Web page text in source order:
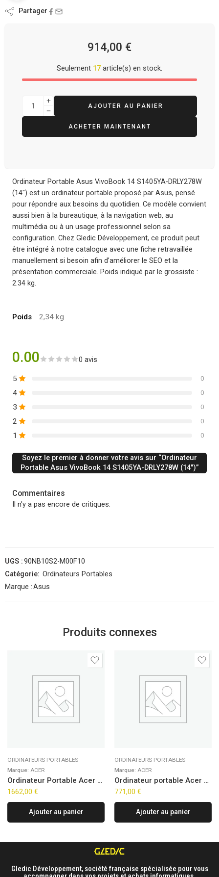
Partager
914,00 €
Seulement 17 article(s) en stock.
AJOUTER AU PANIER
ACHETER MAINTENANT
Ordinateur Portable Asus VivoBook 14 S1405YA-DRLY278W
(14″) est un ordinateur portable proposé par Asus, pensé
pour répondre aux besoins du quotidien. Ce modèle convient
aussi bien à la bureautique, à la navigation web, au
multimédia ou à un usage professionnel selon sa
configuration. Chez Gledic Développement, ce produit peut
être intégré à notre catalogue avec une fiche retravaillée
manuellement si besoin afin d’améliorer le SEO et la
présentation commerciale. Poids indiqué par le grossiste :
2.34 kg.
Poids 2,34 kg
0.00 0 avis
5 0
4 0
3 0
2 0
1 0
Soyez le premier à donner votre avis sur “Ordinateur
Portable Asus VivoBook 14 S1405YA-DRLY278W (14″)”
Commentaires
Il n'y a pas encore de critiques.
UGS :90NB10S2-M00F10
Catégorie: Ordinateurs Portables
Marque :Asus
Produits connexes
ORDINATEURS PORTABLES
Marque: ACER
Ordinateur Portable Acer Nitro V 16 AI ANV16-42-R65Q (16″)
1662,00 €
Ajouter au panier
ORDINATEURS PORTABLES
Marque: ACER
Ordinateur portable Acer Aspire Lite 15 AL15-44P-R7NV (15.6″)
771,00 €
Ajouter au panier
Gledic Développement, société française spécialisée pour vous